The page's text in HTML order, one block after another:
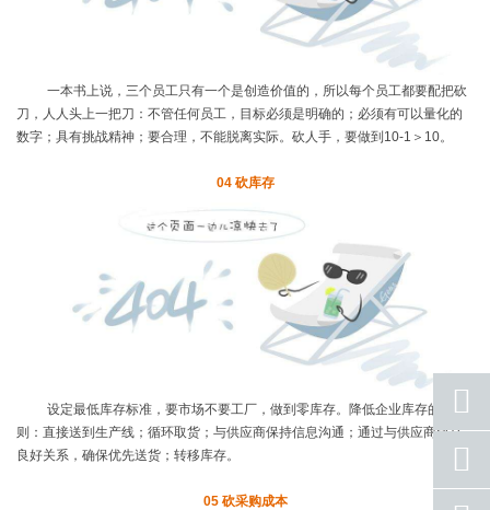
一本书上说，三个员工只有一个是创造价值的，所以每个员工都要配把砍
刀，人人头上一把刀：不管任何员工，目标必须是明确的；必须有可以量化的
数字；具有挑战精神；要合理，不能脱离实际。砍人手，要做到 10-1 ＞ 10。
04 砍库存
设定最低库存标准，要市场不要工厂，做到零库存。降低企业库存的细
则：直接送到生产线；循环取货；与供应商保持信息沟通；通过与供应商建立
良好关系，确保优先送货；转移库存。
05 砍采购成本
座机
号码